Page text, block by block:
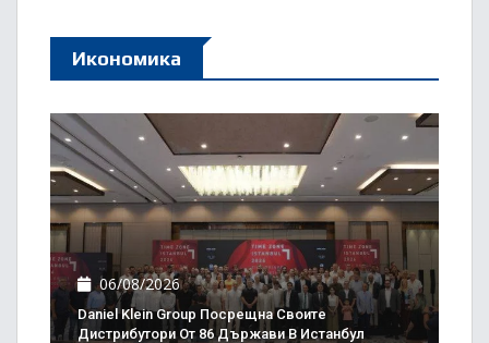
Икономика
06/08/2026
Daniel Klein Group Посрещна Своите
Дистрибутори От 86 Държави В Истанбул